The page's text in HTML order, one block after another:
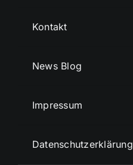
Kontakt
News Blog
Impressum
Datenschutzerklärung